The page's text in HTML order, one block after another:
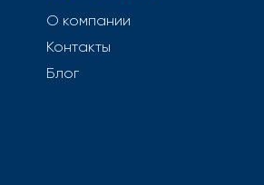
О компании
Контакты
Блог